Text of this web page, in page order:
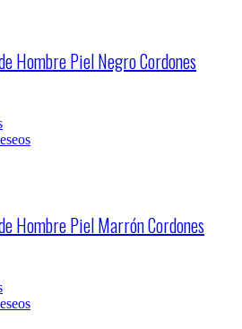
Hombre Piel Negro Cordones
Hombre Piel Marrón Cordones